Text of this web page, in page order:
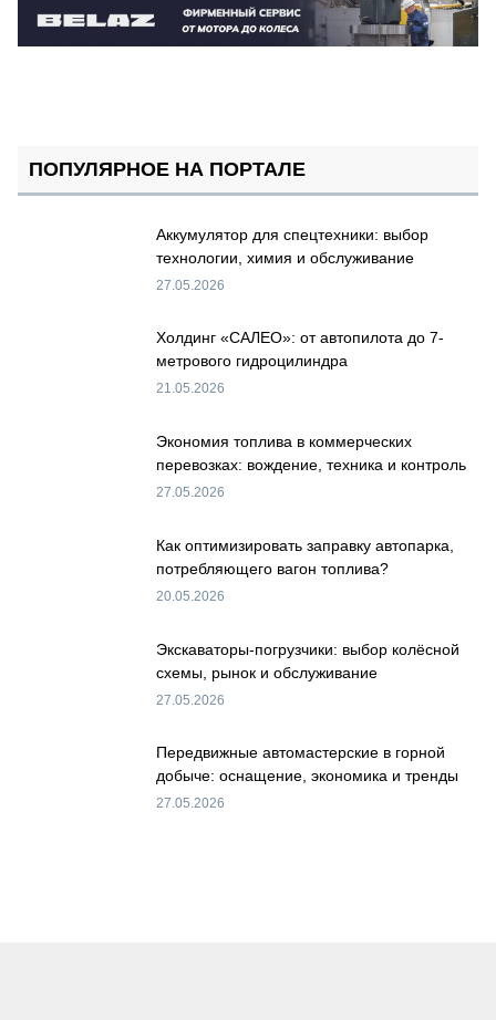
ПОПУЛЯРНОЕ НА ПОРТАЛЕ
Аккумулятор для спецтехники: выбор
технологии, химия и обслуживание
27.05.2026
Холдинг «САЛЕО»: от автопилота до 7-
метрового гидроцилиндра
21.05.2026
Экономия топлива в коммерческих
перевозках: вождение, техника и контроль
27.05.2026
Как оптимизировать заправку автопарка,
потребляющего вагон топлива?
20.05.2026
Экскаваторы-погрузчики: выбор колёсной
схемы, рынок и обслуживание
27.05.2026
Передвижные автомастерские в горной
добыче: оснащение, экономика и тренды
27.05.2026